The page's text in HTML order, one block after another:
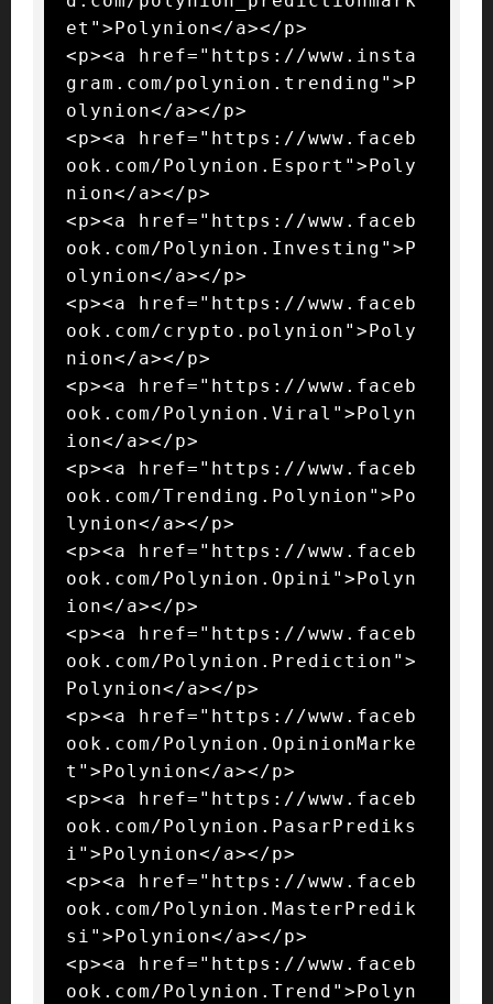
et">Polynion</a></p>
<p><a href="https://www.insta
gram.com/polynion.trending">P
olynion</a></p>
<p><a href="https://www.faceb
ook.com/Polynion.Esport">Poly
nion</a></p>
<p><a href="https://www.faceb
ook.com/Polynion.Investing">P
olynion</a></p>
<p><a href="https://www.faceb
ook.com/crypto.polynion">Poly
nion</a></p>
<p><a href="https://www.faceb
ook.com/Polynion.Viral">Polyn
ion</a></p>
<p><a href="https://www.faceb
ook.com/Trending.Polynion">Po
lynion</a></p>
<p><a href="https://www.faceb
ook.com/Polynion.Opini">Polyn
ion</a></p>
<p><a href="https://www.faceb
ook.com/Polynion.Prediction">
Polynion</a></p>
<p><a href="https://www.faceb
ook.com/Polynion.OpinionMarke
t">Polynion</a></p>
<p><a href="https://www.faceb
ook.com/Polynion.PasarPrediks
i">Polynion</a></p>
<p><a href="https://www.faceb
ook.com/Polynion.MasterPredik
si">Polynion</a></p>
<p><a href="https://www.faceb
ook.com/Polynion.Trend">Polyn